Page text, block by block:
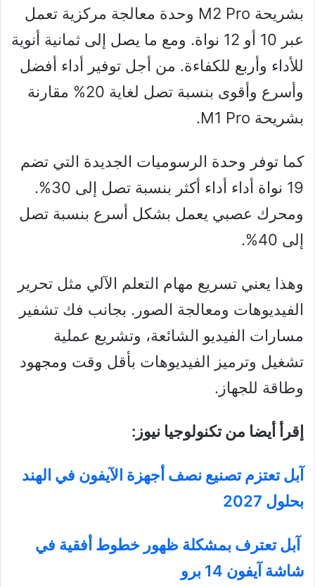
بشريحة M2 Pro وحدة معالجة مركزية تعمل
عبر 10 أو 12 نواة. ومع ما يصل إلى ثمانية أنوية
للأداء وأربع للكفاءة. من أجل توفير أداء أفضل
وأسرع وأقوى بنسبة تصل لغاية 20% مقارنة
بشريحة M1 Pro.
كما توفر وحدة الرسوميات الجديدة التي تضم
19 نواة أداء أداء أكثر بنسبة تصل إلى 30%.
ومحرك عصبي يعمل بشكل أسرع بنسبة تصل
إلى 40%.
وهذا يعني تسريع مهام التعلم الآلي مثل تحرير
الفيديوهات ومعالجة الصور. بجانب فك تشفير
مسارات الفيديو الشائعة، وتشريع عملية
تشغيل وترميز الفيديوهات بأقل وقت ومجهود
وطاقة للجهاز.
إقرأ أيضا من تكنولوجيا نيوز:
آبل تعتزم تصنيع نصف أجهزة الآيفون في الهند
بحلول 2027
آبل تعترف بمشكلة ظهور خطوط أفقية في
شاشة آيفون 14 برو